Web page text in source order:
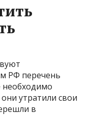
РФ перечень
необходимо
утратили свои
в